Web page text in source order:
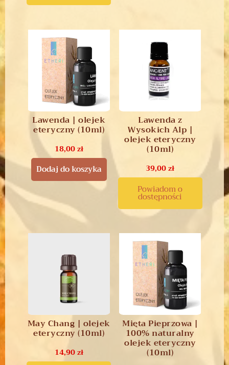
Lawenda | olejek
eteryczny (10ml)
18,00zł
Dodaj do koszyka
Lawenda z
Wysokich Alp |
olejek eteryczny
(10ml)
39,00zł
Powiadom o
dostępności
May Chang | olejek
eteryczny (10ml)
14,90zł
Mięta Pieprzowa |
100% naturalny
olejek eteryczny
(10ml)